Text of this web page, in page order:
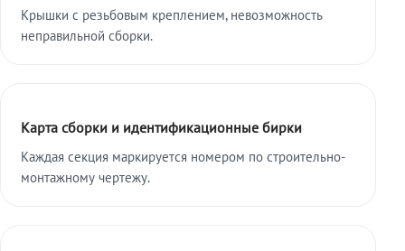
Крышки с резьбовым креплением, невозможность
неправильной сборки.
Карта сборки и идентификационные бирки
Каждая секция маркируется номером по строительно-
монтажному чертежу.